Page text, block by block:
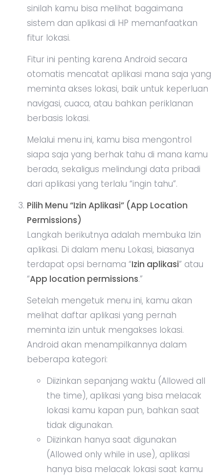
sinilah kamu bisa melihat bagaimana
sistem dan aplikasi di HP memanfaatkan
fitur lokasi.
Fitur ini penting karena Android secara
otomatis mencatat aplikasi mana saja yang
meminta akses lokasi, baik untuk keperluan
navigasi, cuaca, atau bahkan periklanan
berbasis lokasi.
Melalui menu ini, kamu bisa mengontrol
siapa saja yang berhak tahu di mana kamu
berada, sekaligus melindungi data pribadi
dari aplikasi yang terlalu “ingin tahu”.
Pilih Menu “Izin Aplikasi” (App Location
Permissions)
Langkah berikutnya adalah membuka Izin
aplikasi. Di dalam menu Lokasi, biasanya
terdapat opsi bernama “Izin aplikasi” atau
“App location permissions.”
Setelah mengetuk menu ini, kamu akan
melihat daftar aplikasi yang pernah
meminta izin untuk mengakses lokasi.
Android akan menampilkannya dalam
beberapa kategori:
Diizinkan sepanjang waktu (Allowed all
the time), aplikasi yang bisa melacak
lokasi kamu kapan pun, bahkan saat
tidak digunakan.
Diizinkan hanya saat digunakan
(Allowed only while in use), aplikasi
hanya bisa melacak lokasi saat kamu